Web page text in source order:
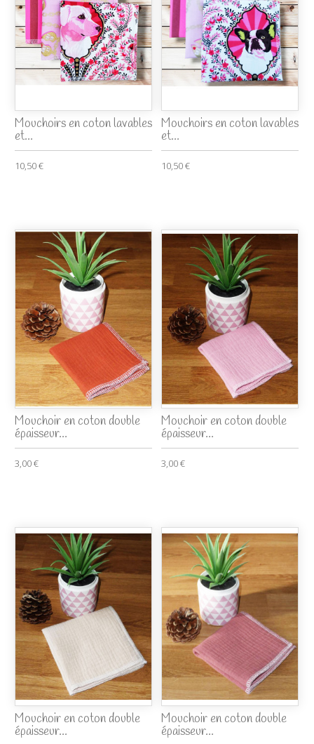
Mouchoirs en coton lavables
et...
10,50 €
Mouchoirs en coton lavables
et...
10,50 €
Mouchoir en coton double
épaisseur...
3,00 €
Mouchoir en coton double
épaisseur...
3,00 €
Mouchoir en coton double
épaisseur...
Mouchoir en coton double
épaisseur...